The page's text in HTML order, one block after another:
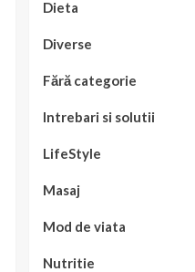
Dieta
Diverse
Fără categorie
Intrebari si solutii
LifeStyle
Masaj
Mod de viata
Nutritie